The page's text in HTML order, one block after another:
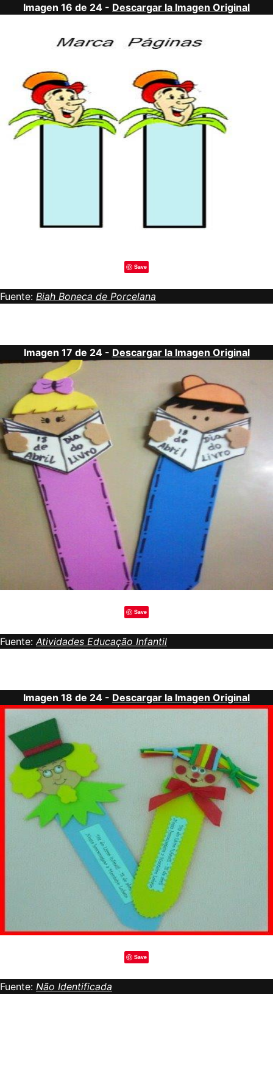
Imagen 16 de 24 - Descargar la Imagen Original
Save
Fuente: Biah Boneca de Porcelana
Imagen 17 de 24 - Descargar la Imagen Original
Save
Fuente: Atividades Educação Infantil
Imagen 18 de 24 - Descargar la Imagen Original
Save
Fuente: Não Identificada